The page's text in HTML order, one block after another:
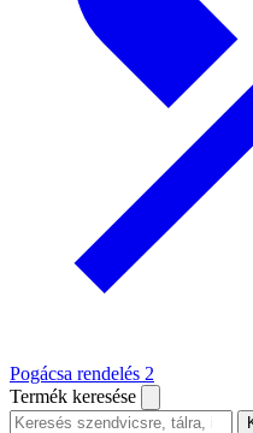
Pogácsa rendelés 2
Termék keresése